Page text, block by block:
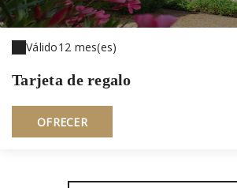
Válido12 mes(es)
Tarjeta de regalo
OFRECER